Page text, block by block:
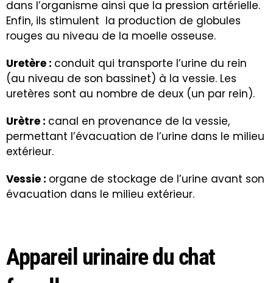
dans l’organisme ainsi que la pression artérielle.
Enfin, ils stimulent la production de globules
rouges au niveau de la moelle osseuse.
Uretère : conduit qui transporte l’urine du rein
(au niveau de son bassinet) à la vessie. Les
uretères sont au nombre de deux (un par rein).
Urètre : canal en provenance de la vessie,
permettant l’évacuation de l’urine dans le milieu
extérieur.
Vessie : organe de stockage de l’urine avant son
évacuation dans le milieu extérieur.
Appareil urinaire du chat